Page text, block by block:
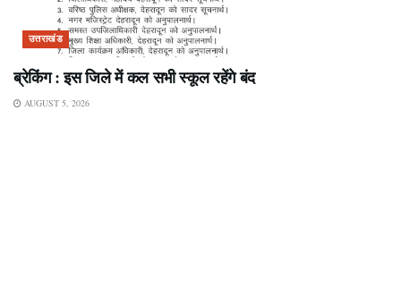
उत्तराखंड
ब्रेकिंग : इस जिले में कल सभी स्कूल रहेंगे बंद
AUGUST 5, 2026